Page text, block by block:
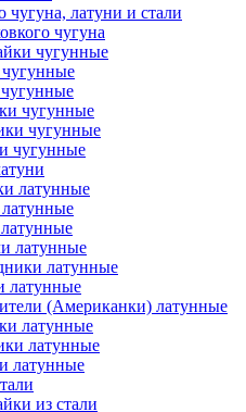
чугуна, латуни и стали
чугуна
чугунные
чугунные
чугунные
чугунные
латунные
латунные
латунные
латунные
(Американки) латунные
латунные
латунные
латунные
из стали